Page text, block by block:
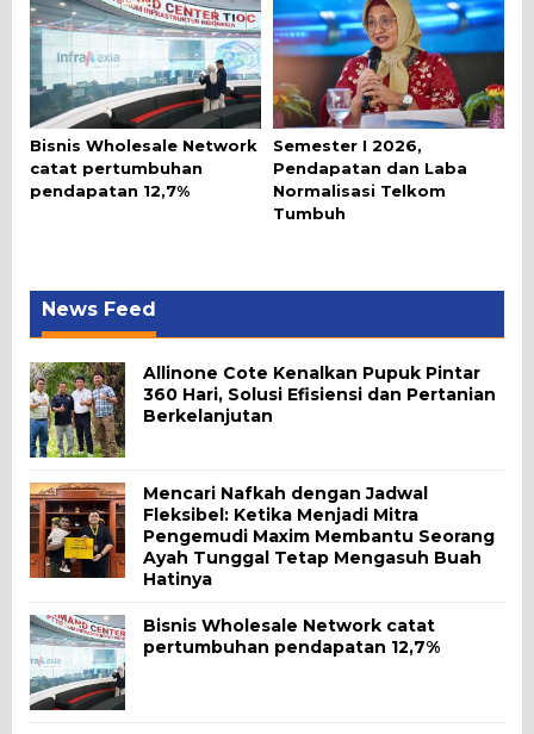
Bisnis Wholesale Network
catat pertumbuhan
pendapatan 12,7%
Semester I 2026,
Pendapatan dan Laba
Normalisasi Telkom
Tumbuh
News Feed
Allinone Cote Kenalkan Pupuk Pintar
360 Hari, Solusi Efisiensi dan Pertanian
Berkelanjutan
Mencari Nafkah dengan Jadwal
Fleksibel: Ketika Menjadi Mitra
Pengemudi Maxim Membantu Seorang
Ayah Tunggal Tetap Mengasuh Buah
Hatinya
Bisnis Wholesale Network catat
pertumbuhan pendapatan 12,7%